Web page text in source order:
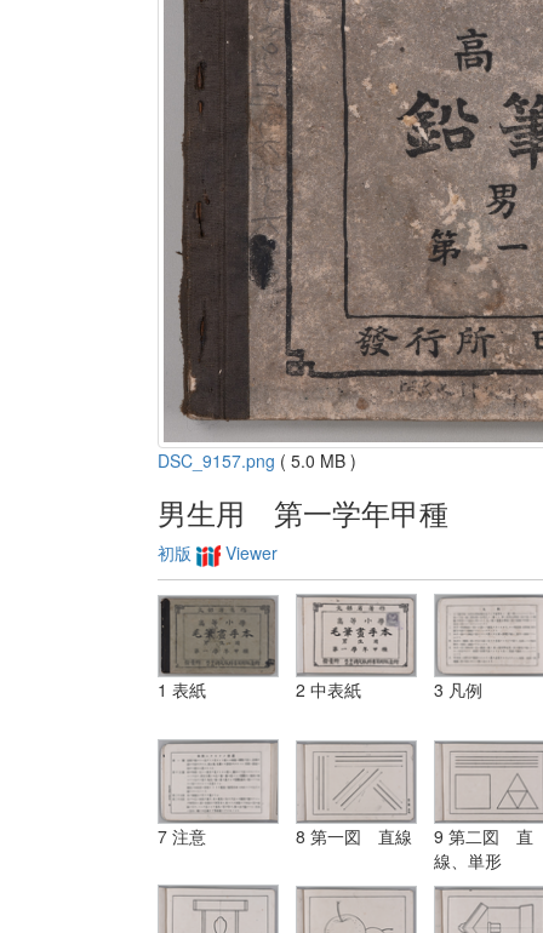
DSC_9157.png ( 5.0 MB )
男生用 第一学年甲種
初版 Viewer
1 表紙 2 中表紙 3 凡例
7 注意 8 第一図 直線
9 第二図 直
線、単形